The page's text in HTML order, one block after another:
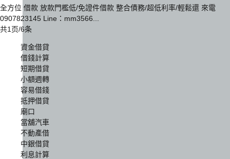
全方位 借款 放款門檻低/免證件借款 整合債務/超低利率/輕鬆還 來電
0907823145 Line：mm3566...
共1页/6条
資金借貸
借錢計算
短期借貸
小額週轉
容易借錢
抵押借貸
廟口
當舖汽車
不動產借
中銀借貸
利息計算